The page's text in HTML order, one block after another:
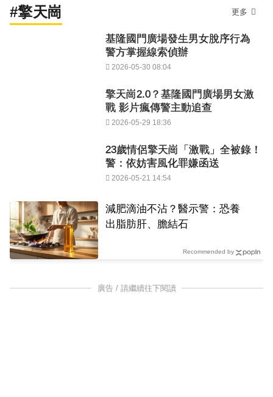
#擎天崗 更多
基隆國門廣場發生男女脫序行為
警方掌握線索偵辦
2026-05-30 08:04
擎天崗2.0？基隆國門廣場男女激
戰 影片瘋傳警主動追查
2026-05-29 18:36
23歲情侶擎天崗「激戰」全被錄！
警：依妨害風化罪嫌函送
2026-05-21 14:54
減肥滴油不沾？醫示警：恐養
出脂肪肝、膽結石
Recommended by
廣告 / 請繼續往下閱讀